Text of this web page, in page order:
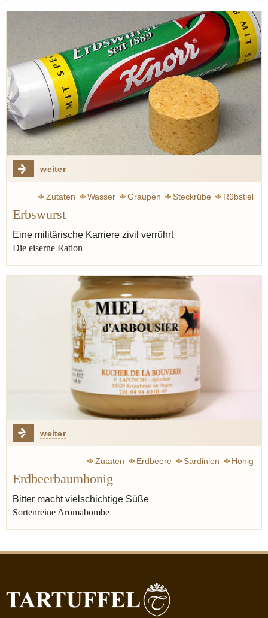
weiter
Zutaten Wasser Graupen Steckrübe
Rübstiel
Gulasch
Speck
Erbswurst Erbsen Jünger Ernst
Erbswurst
Eine militärische Karriere zivil verrührt
Die eiserne Ration
weiter
Zutaten Erdbeere Sardinien Honig
Erdbeerbaumhonig
Bitter macht vielschichtige Süße
Sortenreine Aromabombe